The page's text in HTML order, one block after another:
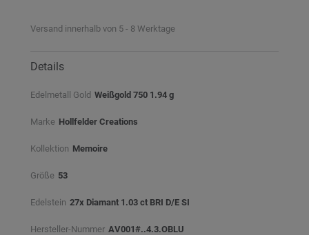
Versand innerhalb von 5 - 8 Werktage
Details
Edelmetall Gold Weißgold 750 1.94 g
Marke Hollfelder Creations
Kollektion Memoire
Größe 53
Edelstein 27x Diamant 1.03 ct BRI D/E SI
Hersteller-Nummer AV001#..4.3.OBLU